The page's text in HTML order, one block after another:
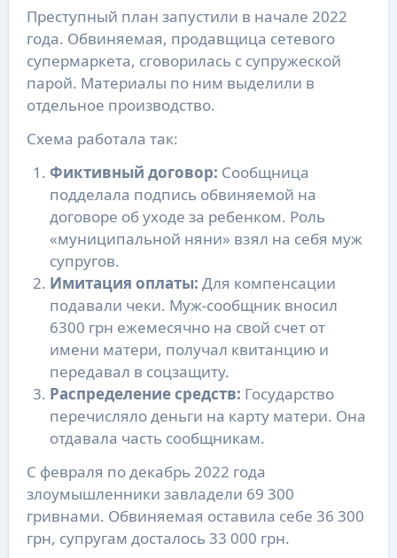
Преступный план запустили в начале 2022
года. Обвиняемая, продавщица сетевого
супермаркета, сговорилась с супружеской
парой. Материалы по ним выделили в
отдельное производство.
Схема работала так:
Фиктивный договор: Сообщница
подделала подпись обвиняемой на
договоре об уходе за ребенком. Роль
«муниципальной няни» взял на себя муж
супругов.
Имитация оплаты: Для компенсации
подавали чеки. Муж-сообщник вносил
6300 грн ежемесячно на свой счет от
имени матери, получал квитанцию и
передавал в соцзащиту.
Распределение средств: Государство
перечисляло деньги на карту матери. Она
отдавала часть сообщникам.
С февраля по декабрь 2022 года
злоумышленники завладели 69 300
гривнами. Обвиняемая оставила себе 36 300
грн, супругам досталось 33 000 грн.